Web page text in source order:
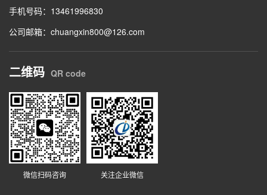
手机号码：13461996830
公司邮箱：chuangxin800@126.com
二维码 QR code
微信扫码咨询 关注企业微信